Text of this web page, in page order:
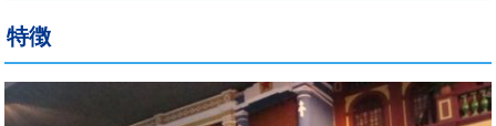
特徴